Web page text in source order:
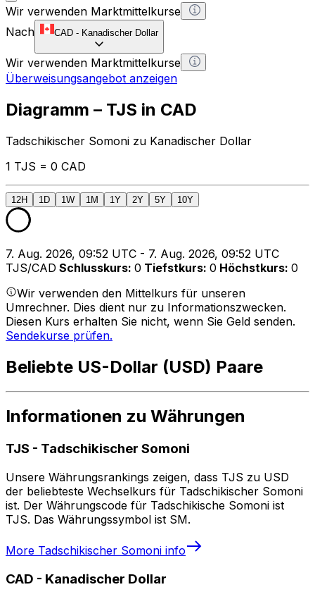
Wir verwenden Marktmittelkurse
Nach
CAD - Kanadischer Dollar
Wir verwenden Marktmittelkurse
Überweisungsangebot anzeigen
Diagramm – TJS in CAD
Tadschikischer Somoni zu Kanadischer Dollar
1 TJS = 0 CAD
12H 1D 1W 1M 1Y 2Y 5Y 10Y
7. Aug. 2026, 09:52 UTC - 7. Aug. 2026, 09:52 UTC
TJS/CAD Schlusskurs: 0 Tiefstkurs: 0 Höchstkurs: 0
Wir verwenden den Mittelkurs für unseren
Umrechner. Dies dient nur zu Informationszwecken.
Diesen Kurs erhalten Sie nicht, wenn Sie Geld senden.
Sendekurse prüfen.
Beliebte US-Dollar (USD) Paare
Informationen zu Währungen
TJS - Tadschikischer Somoni
Unsere Währungsrankings zeigen, dass TJS zu USD
der beliebteste Wechselkurs für Tadschikischer Somoni
ist. Der Währungscode für Tadschikische Somoni ist
TJS. Das Währungssymbol ist SM.
More Tadschikischer Somoni info
CAD - Kanadischer Dollar